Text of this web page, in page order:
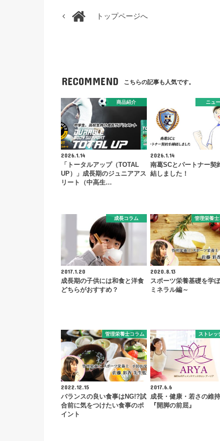
トップページへ
RECOMMEND こちらの記事も人気です。
商品紹介
2026.1.14
「トータルアップ（TOTAL
UP）」成長期のジュニアアス
リート（中高生…
ニュ
2026.1.14
南葛SCとパートナー契
結しました！
成長コラム
2017.1.20
成長期の子供には和食と洋食
どちらがおすすめ？
管理栄養士
2020.8.13
スポーツ栄養基礎を学
ミネラル編～
管理栄養士コラム
2022.12.15
バランスの良い食事はNG!?試
合前に気をつけたい食事のポ
イント
ストレッ
2017.6.6
成長・健康・若さの維
『開脚の前屈』